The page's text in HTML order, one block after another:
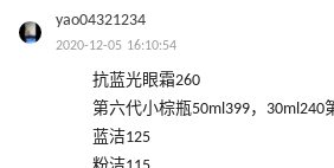
yao04321234
2020-12-05 16:10:54
抗蓝光眼霜260
第六代小棕瓶50ml399，30ml240
蓝洁125